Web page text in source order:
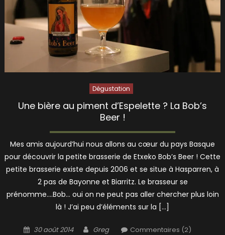
Dégustation
Une bière au piment d’Espelette ? La Bob’s
Beer !
Mes amis aujourd’hui nous allons au cœur du pays Basque
pour découvrir la petite brasserie de Etxeko Bob’s Beer ! Cette
petite brasserie existe depuis 2006 et se situe à Hasparren, à
2 pas de Bayonne et Biarritz. Le brasseur se
prénomme….Bob… oui on ne peut pas aller chercher plus loin
là ! J’ai peu d’éléments sur la […]
Posted
30 août 2014 Author
Greg Commentaires (2)